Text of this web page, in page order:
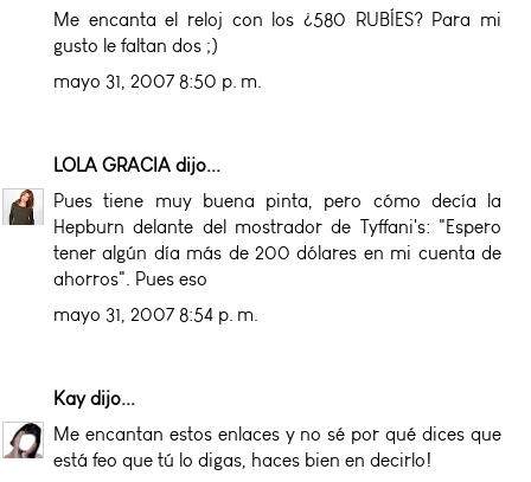
Me encanta el reloj con los ¿580 RUBÍES? Para mi
gusto le faltan dos ;)
mayo 31, 2007 8:50 p. m.
LOLA GRACIA dijo...
Pues tiene muy buena pinta, pero cómo decía la
Hepburn delante del mostrador de Tyffani's: "Espero
tener algún día más de 200 dólares en mi cuenta de
ahorros". Pues eso
mayo 31, 2007 8:54 p. m.
Kaydijo...
Me encantan estos enlaces y no sé por qué dices que
está feo que tú lo digas, haces bien en decirlo!